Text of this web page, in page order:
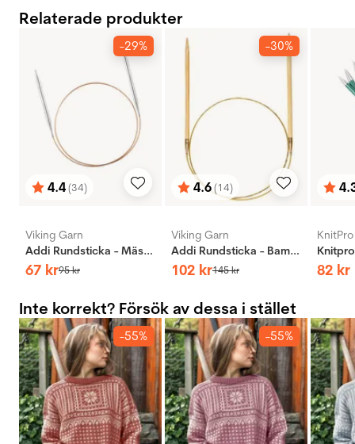
Relaterade produkter
-29%
Betyg:
4.4(34)
utav 5 stjärnor
Viking Garn
Addi Rundsticka - Mässing
67 kr95kr
-30%
Betyg:
4.6(14)
utav 5 stjärnor
Viking Garn
Addi Rundsticka - Bambus
102 kr145kr
utav
KnitPro
82 kr
Inte korrekt? Försök av dessa i stället
-55% -55%